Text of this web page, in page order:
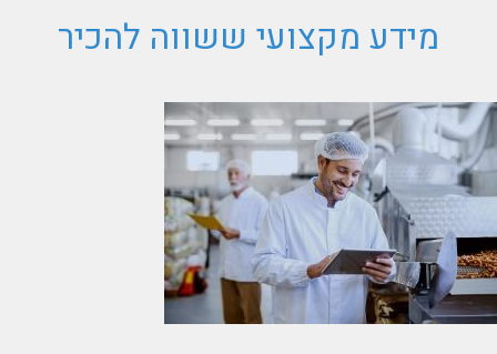
מידע מקצועי ששווה להכיר